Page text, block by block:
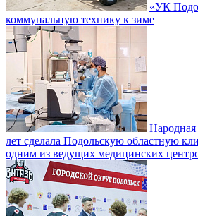
«УК
коммунальную технику к зиме
Народная
лет сделала Подольскую областную
одним из ведущих медицинских